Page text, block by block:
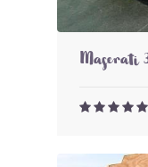
Maserati